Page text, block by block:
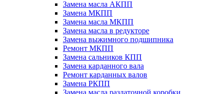
Замена масла АКПП
Замена МКПП
Замена масла МКПП
Замена масла в редукторе
Замена выжимного подшипника
Ремонт МКПП
Замена сальников КПП
Замена карданного вала
Ремонт карданных валов
Замена РКПП
Замена масла раздаточной коробки